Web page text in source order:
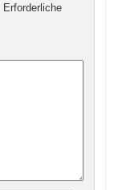
Erforderliche